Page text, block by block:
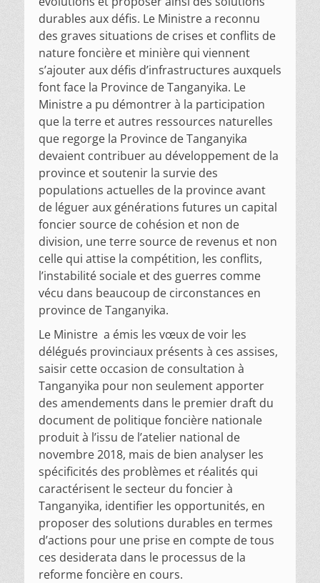
durables aux défis. Le Ministre a reconnu
des graves situations de crises et conflits de
nature foncière et minière qui viennent
s’ajouter aux défis d’infrastructures auxquels
font face la Province de Tanganyika. Le
Ministre a pu démontrer à la participation
que la terre et autres ressources naturelles
que regorge la Province de Tanganyika
devaient contribuer au développement de la
province et soutenir la survie des
populations actuelles de la province avant
de léguer aux générations futures un capital
foncier source de cohésion et non de
division, une terre source de revenus et non
celle qui attise la compétition, les conflits,
l’instabilité sociale et des guerres comme
vécu dans beaucoup de circonstances en
province de Tanganyika.
Le Ministre a émis les vœux de voir les
délégués provinciaux présents à ces assises,
saisir cette occasion de consultation à
Tanganyika pour non seulement apporter
des amendements dans le premier draft du
document de politique foncière nationale
produit à l’issu de l’atelier national de
novembre 2018, mais de bien analyser les
spécificités des problèmes et réalités qui
caractérisent le secteur du foncier à
Tanganyika, identifier les opportunités, en
proposer des solutions durables en termes
d’actions pour une prise en compte de tous
ces desiderata dans le processus de la
reforme foncière en cours.